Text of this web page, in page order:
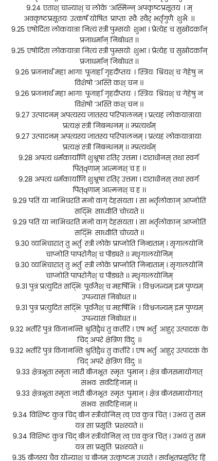
9.24 एताश् चान्याश् च लोके ‘अस्मिन्न् अपकृष्टप्रसूतयः । म्
अवकृष्टप्रसूतयः उत्कर्षं योषितः प्राप्ताः स्वैः स्वैर् भर्तृगुणैः शुभैः ।।
9.25 एषोदिता लोकयात्रा नित्यं स्त्री पुम्सयोः शुभा । प्रेत्येह च सुखोदर्कान्
प्रजाधर्मान् निबोधत ।।
9.25 एषोदिता लोकयात्रा नित्यं स्त्री पुम्सयोः शुभा । प्रेत्येह च सुखोदर्कान्
प्रजाधर्मान् निबोधत ।।
9.26 प्रजनार्थं महा भागाः पूजार्हा गृहदीप्तयः । स्त्रियः श्रियश् च गेहेषु न
विशेषो ‘अस्ति कश् चन ।।
9.26 प्रजनार्थं महा भागाः पूजार्हा गृहदीप्तयः । स्त्रियः श्रियश् च गेहेषु न
विशेषो ‘अस्ति कश् चन ।।
9.27 उत्पादनम् अपत्यस्य जातस्य परिपालनम् । प्रत्यहं लोकयात्रायाः
प्रत्यक्षं स्त्री निबन्धनम् ।। म्प्रत्यर्थम्
9.27 उत्पादनम् अपत्यस्य जातस्य परिपालनम् । प्रत्यहं लोकयात्रायाः
प्रत्यक्षं स्त्री निबन्धनम् ।। म्प्रत्यर्थम्
9.28 अपत्यं धर्मकार्याणि शुश्रूषा रतिर् उत्तमा । दाराधीनस् तथा स्वर्गः
पित्qणाम् आत्मनश् च ह ।।
9.28 अपत्यं धर्मकार्याणि शुश्रूषा रतिर् उत्तमा । दाराधीनस् तथा स्वर्गः
पित्qणाम् आत्मनश् च ह ।।
9.29 पतिं या नाभिचरति मनो वाग् देहसंयता । सा भर्तृलोकान् आप्नोति
सद्भिः साध्वीति चोच्यते ।।
9.29 पतिं या नाभिचरति मनो वाग् देहसंयता । सा भर्तृलोकान् आप्नोति
सद्भिः साध्वीति चोच्यते ।।
9.30 व्यभिचारात् तु भर्तुः स्त्री लोके प्राप्नोति निन्द्यताम् । सृगालयोनिं
चाप्नोति पापरोगैश् च पीड्यते ।। म्शृगालयोनिम्
9.30 व्यभिचारात् तु भर्तुः स्त्री लोके प्राप्नोति निन्द्यताम् । सृगालयोनिं
चाप्नोति पापरोगैश् च पीड्यते ।। म्शृगालयोनिम्
9.31 पुत्रं प्रत्युदितं सद्भिः पूर्वजैश् च महर्षिभिः । विश्वजन्यम् इमं पुण्यम्
उपन्यासं निबोधत ।।
9.31 पुत्रं प्रत्युदितं सद्भिः पूर्वजैश् च महर्षिभिः । विश्वजन्यम् इमं पुण्यम्
उपन्यासं निबोधत ।।
9.32 भर्तरि पुत्रं विजानन्ति श्रुतिद्वैधं तु कर्तरि । एष भर्तुः आहुर् उत्पादकं के
चिद् अपरे क्षेत्रिणं विदुः ।।
9.32 भर्तरि पुत्रं विजानन्ति श्रुतिद्वैधं तु कर्तरि । एष भर्तुः आहुर् उत्पादकं के
चिद् अपरे क्षेत्रिणं विदुः ।।
9.33 क्षेत्रभूता स्मृता नारी बीजभूतः स्मृतः पुमान् । क्षेत्र बीजसमायोगात्
संभवः सर्वदेहिनाम् ।।
9.33 क्षेत्रभूता स्मृता नारी बीजभूतः स्मृतः पुमान् । क्षेत्र बीजसमायोगात्
संभवः सर्वदेहिनाम् ।।
9.34 विशिष्टं कुत्र चिद् बीजं स्त्रीयोनिस् त्व् एव कुत्र चित् । उभयं तु समं
यत्र सा प्रसूतिः प्रशस्यते ।।
9.34 विशिष्टं कुत्र चिद् बीजं स्त्रीयोनिस् त्व् एव कुत्र चित् । उभयं तु समं
यत्र सा प्रसूतिः प्रशस्यते ।।
9.35 बीजस्य चैव योन्याश् च बीजम् उत्कृष्टम् उच्यते । सर्वभूतप्रसूतिर् हि